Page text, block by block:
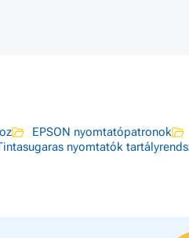
EPSON nyomtatópatronok
nyomtatók